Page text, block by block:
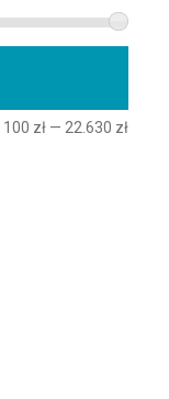
100 zł— 22.630 zł